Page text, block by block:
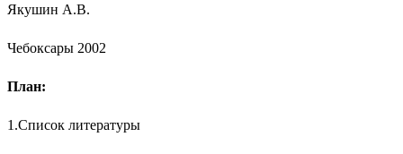
Якушин А.В.
Чебоксары 2002
План:
1.Список литературы